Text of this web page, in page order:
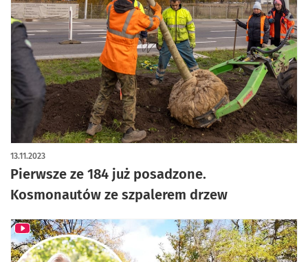
Pierwsze ze 184 już posadzone.
Kosmonautów ze szpalerem drzew
13.11.2023
artykuł z galerią zdjęć